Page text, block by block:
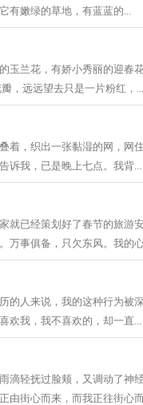
有嫩绿的草地，有蓝蓝的...
玉兰花，有娇小秀丽的迎
，远远望去只是一片粉红，...
着，织出一张黏湿的网，网
诉我，已是晚上七点。我背...
就已经策划好了春节的旅
万事俱备，只欠东风。我的
的人来说，我的这种行为被
欢我，我不喜欢的，却一直...
滴轻抚过脸颊，又调动了神
由街心而来，而我正往街心